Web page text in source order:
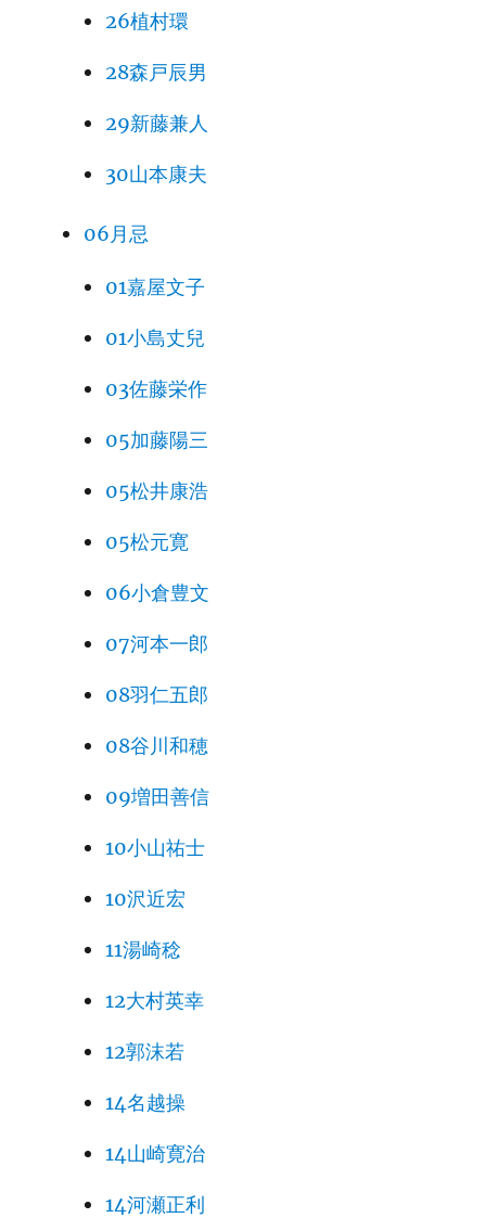
26植村環
28森戸辰男
29新藤兼人
30山本康夫
06月忌
01嘉屋文子
01小島丈兒
03佐藤栄作
05加藤陽三
05松井康浩
05松元寛
06小倉豊文
07河本一郎
08羽仁五郎
08谷川和穂
09増田善信
10小山祐士
10沢近宏
11湯崎稔
12大村英幸
12郭沫若
14名越操
14山崎寛治
14河瀬正利